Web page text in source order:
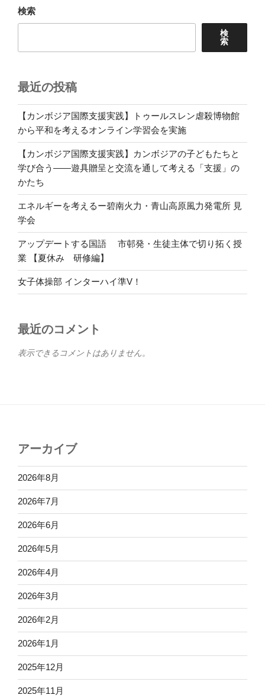
検索
検
索
最近の投稿
【カンボジア国際支援実践】トゥールスレン虐殺博物館
から平和を考えるオンライン学習会を実施
【カンボジア国際支援実践】カンボジアの子どもたちと
学び合う――遊具贈呈と交流を通して考える「支援」の
かたち
エネルギーを考えるー碧南火力・青山高原風力発電所 見
学会
アップデートする国語 市邨発・生徒主体で切り拓く授
業 【夏休み 研修編】
女子体操部 インターハイ準V！
最近のコメント
表示できるコメントはありません。
アーカイブ
2026年8月
2026年7月
2026年6月
2026年5月
2026年4月
2026年3月
2026年2月
2026年1月
2025年12月
2025年11月